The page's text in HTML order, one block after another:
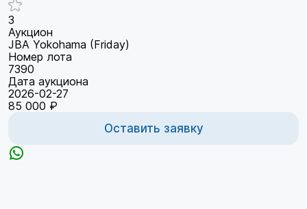
3
Аукцион
JBA Yokohama (Friday)
Номер лота
7390
Дата аукциона
2026-02-27
85 000 ₽
Оставить заявку